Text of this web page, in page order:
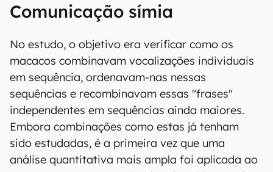
Comunicação símia
No estudo, o objetivo era verificar como os
macacos combinavam vocalizações individuais
em sequência, ordenavam-nas nessas
sequências e recombinavam essas "frases"
independentes em sequências ainda maiores.
Embora combinações como estas já tenham
sido estudadas, é a primeira vez que uma
análise quantitativa mais ampla foi aplicada ao